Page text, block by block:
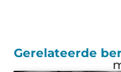
Gerelateerde